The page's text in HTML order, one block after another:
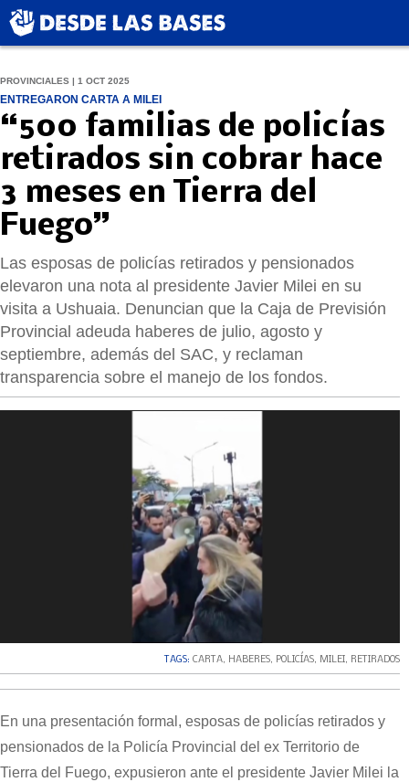
PROVINCIALES | 1 OCT 2025
ENTREGARON CARTA A MILEI
“500 familias de policías
retirados sin cobrar hace
3 meses en Tierra del
Fuego”
Las esposas de policías retirados y pensionados
elevaron una nota al presidente Javier Milei en su
visita a Ushuaia. Denuncian que la Caja de Previsión
Provincial adeuda haberes de julio, agosto y
septiembre, además del SAC, y reclaman
transparencia sobre el manejo de los fondos.
TAGS: CARTA, HABERES, POLICÍAS, MILEI, RETIRADOS
En una presentación formal, esposas de policías retirados y
pensionados de la Policía Provincial del ex Territorio de
Tierra del Fuego, expusieron ante el presidente Javier Milei la